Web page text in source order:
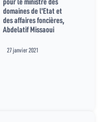
domaines de l'Etat et
des affaires foncières,
Abdelatif Missaoui
27 janvier 2021